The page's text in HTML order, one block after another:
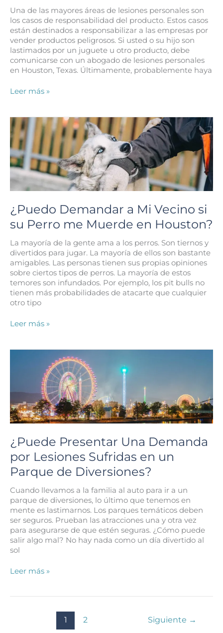
Una de las mayores áreas de lesiones personales son
los casos de responsabilidad del producto. Estos casos
están destinados a responsabilizar a las empresas por
vender productos peligrosos. Si usted o su hijo son
lastimados por un juguete u otro producto, debe
comunicarse con un abogado de lesiones personales
en Houston, Texas. Últimamente, probablemente haya
¿Cuáles
Diferentes
Tipos
de
Casos
de
Responsabilidad
del
Producto?
Leer más »
¿Puedo Demandar a Mi Vecino si
su Perro me Muerde en Houston?
La mayoría de la gente ama a los perros. Son tiernos y
divertidos para jugar. La mayoría de ellos son bastante
amigables. Las personas tienen sus propias opiniones
sobre ciertos tipos de perros. La mayoría de estos
temores son infundados. Por ejemplo, los pit bulls no
tienen más probabilidades de atacarte que cualquier
otro tipo
¿Puedo
Perro
me
Muerde
en
Leer más »
¿Puede Presentar Una Demanda
por Lesiones Sufridas en un
Parque de Diversiones?
Cuando llevamos a la familia al auto para ir a un
parque de diversiones, lo último que tenemos en
mente es lastimarnos. Los parques temáticos deben
ser seguros. Prueban las atracciones una y otra vez
para asegurarse de que estén seguras. ¿Cómo puede
salir algo mal? No hay nada como un día divertido al
sol
¿Puede
Leer más »
1 2 Siguiente →